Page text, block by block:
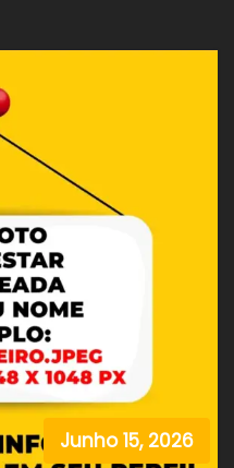
Junho 15, 2026